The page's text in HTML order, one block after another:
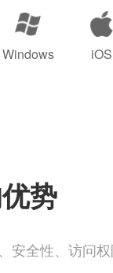
Windows iOS
势
安全性、访问